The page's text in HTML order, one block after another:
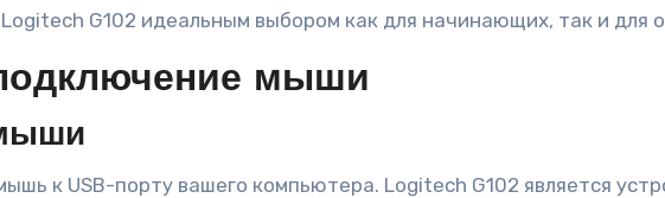
G102 идеальным выбором как для начинающих, так и для
мыши
к USB-порту вашего компьютера. Logitech G102 является